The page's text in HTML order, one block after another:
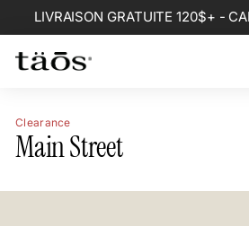
contenu
LIVRAISON GRATUITE 120$+ -
Clearance
Main Street